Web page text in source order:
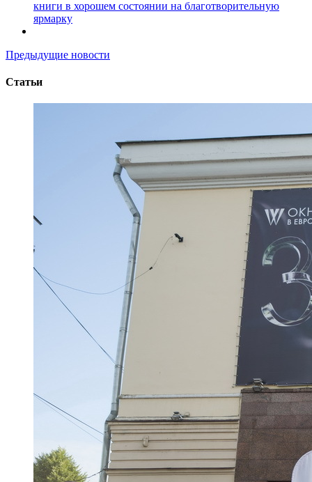
книги в хорошем состоянии на благотворительную
ярмарку
Предыдущие новости
Статьи